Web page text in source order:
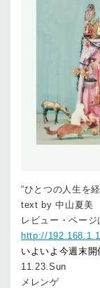
“ひとつの人生を
text by 中山夏美
レビュー・ページ
http://
いよいよ今週末開
11.23.Sun
メレンゲ